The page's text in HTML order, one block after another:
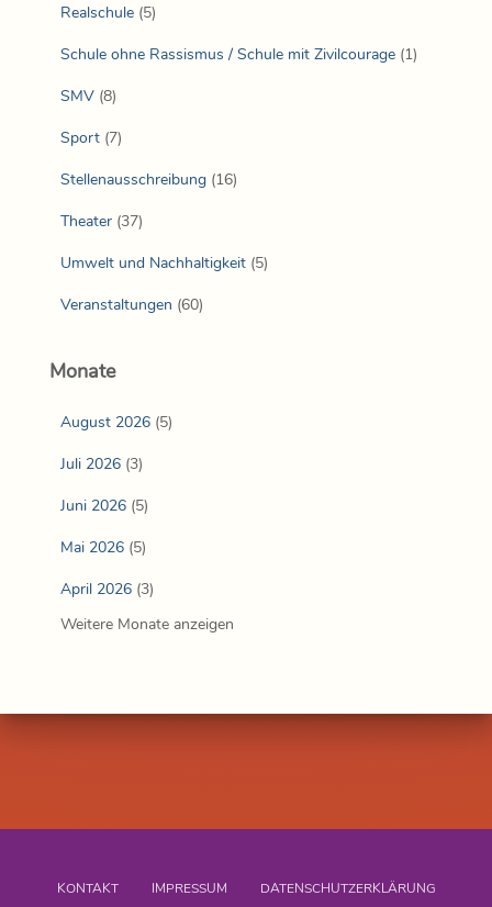
Realschule (5)
Schule ohne Rassismus / Schule mit Zivilcourage (1)
SMV (8)
Sport (7)
Stellenausschreibung (16)
Theater (37)
Umwelt und Nachhaltigkeit (5)
Veranstaltungen (60)
Monate
August 2026 (5)
Juli 2026 (3)
Juni 2026 (5)
Mai 2026 (5)
April 2026 (3)
Weitere Monate anzeigen
KONTAKT IMPRESSUM DATENSCHUTZERKLÄRUNG